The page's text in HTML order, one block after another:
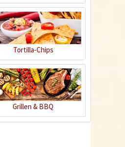
Tom Tomato -
Pflanztopf Hellgrau
Tortilla-Chips
Grillen & BBQ